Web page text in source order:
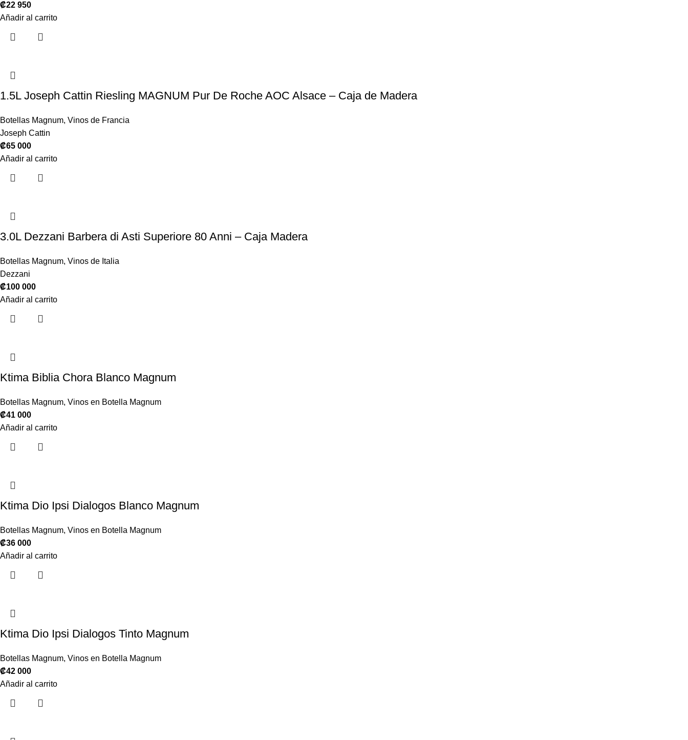
₡22 950
Añadir al carrito
1.5L Joseph Cattin Riesling MAGNUM Pur De Roche AOC Alsace – Caja de Madera
Botellas Magnum, Vinos de Francia
Joseph Cattin
₡65 000
Añadir al carrito
3.0L Dezzani Barbera di Asti Superiore 80 Anni – Caja Madera
Botellas Magnum, Vinos de Italia
Dezzani
₡100 000
Añadir al carrito
Ktima Biblia Chora Blanco Magnum
Botellas Magnum, Vinos en Botella Magnum
₡41 000
Añadir al carrito
Ktima Dio Ipsi Dialogos Blanco Magnum
Botellas Magnum, Vinos en Botella Magnum
₡36 000
Añadir al carrito
Ktima Dio Ipsi Dialogos Tinto Magnum
Botellas Magnum, Vinos en Botella Magnum
₡42 000
Añadir al carrito